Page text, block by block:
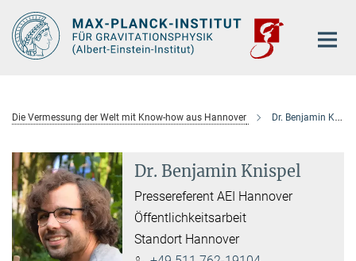
Hauptinhalt
Die Vermessung der Welt mit Know-how aus Hannover Dr. Benjamin Knispel
Dr. Benjamin Knispel
Pressereferent AEI Hannover
Öffentlichkeitsarbeit
Standort Hannover